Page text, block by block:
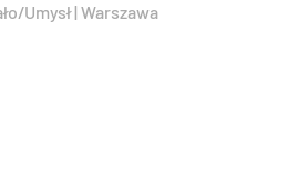
Umysł | Warszawa